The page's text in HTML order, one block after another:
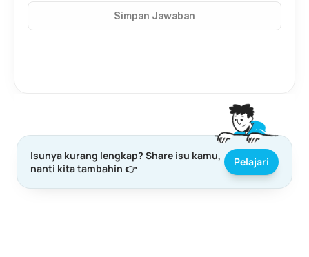
Isunya kurang lengkap? Share isu kamu,
nanti kita tambahin 👉
Pelajari